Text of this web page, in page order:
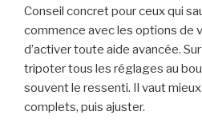
Conseil concret pour ceux qui
commence avec les options de
d’activer toute aide avancée.
tripoter tous les réglages au
souvent le ressenti. Il vaut
complets, puis ajuster.